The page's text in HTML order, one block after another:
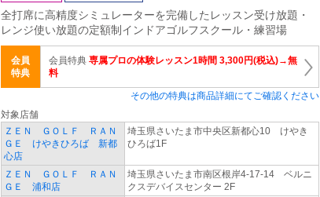
全打席に高精度シミュレーターを完備したレッスン受け放題・
レンジ使い放題の定額制インドアゴルフスクール・練習場
会員
特典
会員特典 専属プロの体験レッスン1時間 3,300円(税込)→無
料
その他の特典は商品詳細にてご確認ください
対象店舗
ＺＥＮ ＧＯＬＦ ＲＡＮ
ＧＥ けやきひろば 新都
心店
埼玉県さいたま市中央区新都心10 けやき
ひろば1F
ＺＥＮ ＧＯＬＦ ＲＡＮ
ＧＥ 浦和店
埼玉県さいたま市南区根岸4-17-14 ベルニ
クスデバイスセンター 2F